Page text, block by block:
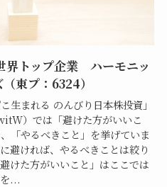
界トップ企業 ハーモニッ
東プ：6324）
生まれる のんびり日本株投資」
）では「避けた方がいいこ
「やるべきこと」を挙げていま
避ければ、やるべきことは絞り
けた方がいいこと」はここでは
...